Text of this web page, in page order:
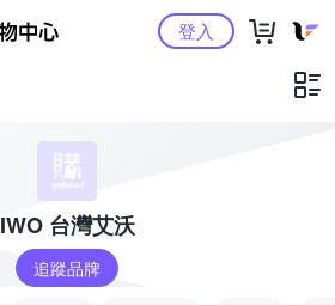
Yahoo購物中心登入
IWO 台灣艾沃
追蹤品牌